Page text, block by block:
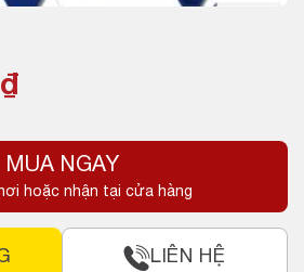
₫
MUA NGAY
hoặc nhận tại cửa hàng
LIÊN HỆ